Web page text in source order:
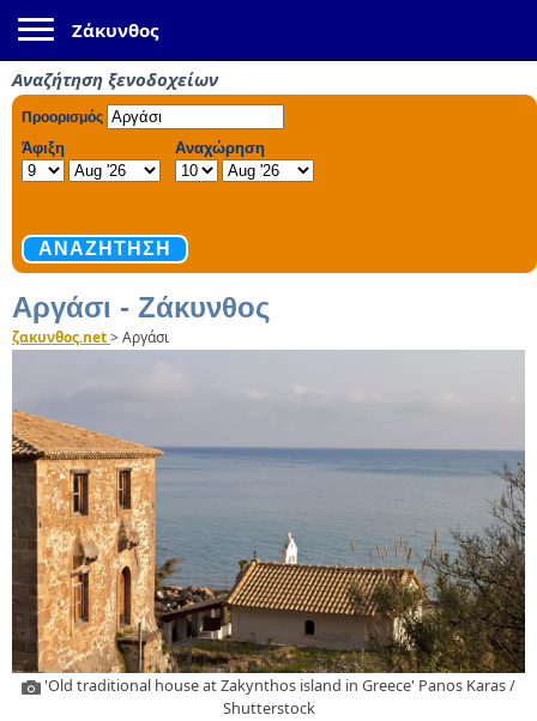
Ζάκυνθος
Αναζήτηση ξενοδοχείων
Αργάσι - Ζάκυνθος
ζακυνθος.net>Αργάσι
'Old traditional house at Zakynthos island in Greece' Panos Karas /
Shutterstock